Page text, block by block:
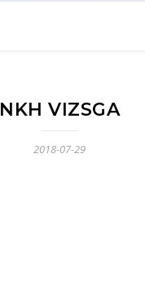
NKH VIZSGA
2018-07-29